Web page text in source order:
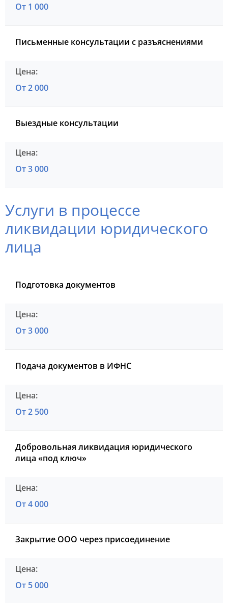
От 1 000
Письменные консультации с разъяснениями
От 2 000
Выездные консультации
От 3 000
Услуги в процессе
ликвидации юридического
лица
Подготовка документов
От 3 000
Подача документов в ИФНС
От 2 500
Добровольная ликвидация юридического
лица «под ключ»
От 4 000
Закрытие ООО через присоединение
От 5 000